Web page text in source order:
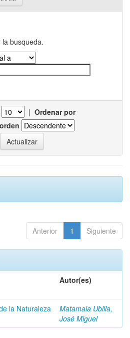
busqueda.
| Ordenar por
Anterior 1 Siguiente
Autor(es)
la Naturaleza
Matamala Ubilla,
José Miguel